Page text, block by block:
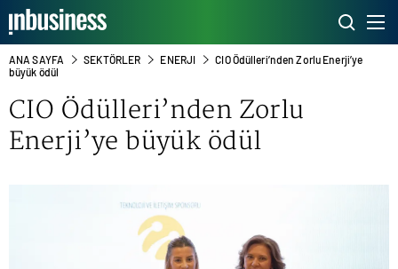
ANA SAYFA SEKTÖRLER ENERJI
CIO Ödülleri’nden Zorlu Enerji’ye
büyük ödül
CIO Ödülleri’nden Zorlu
Enerji’ye büyük ödül